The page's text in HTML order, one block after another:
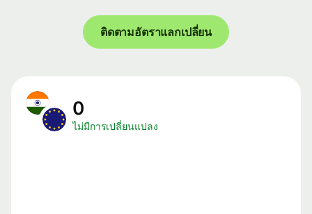
ติดตามอัตราแลกเปลี่ยน
0
ไม่มีการเปลี่ยนแปลง